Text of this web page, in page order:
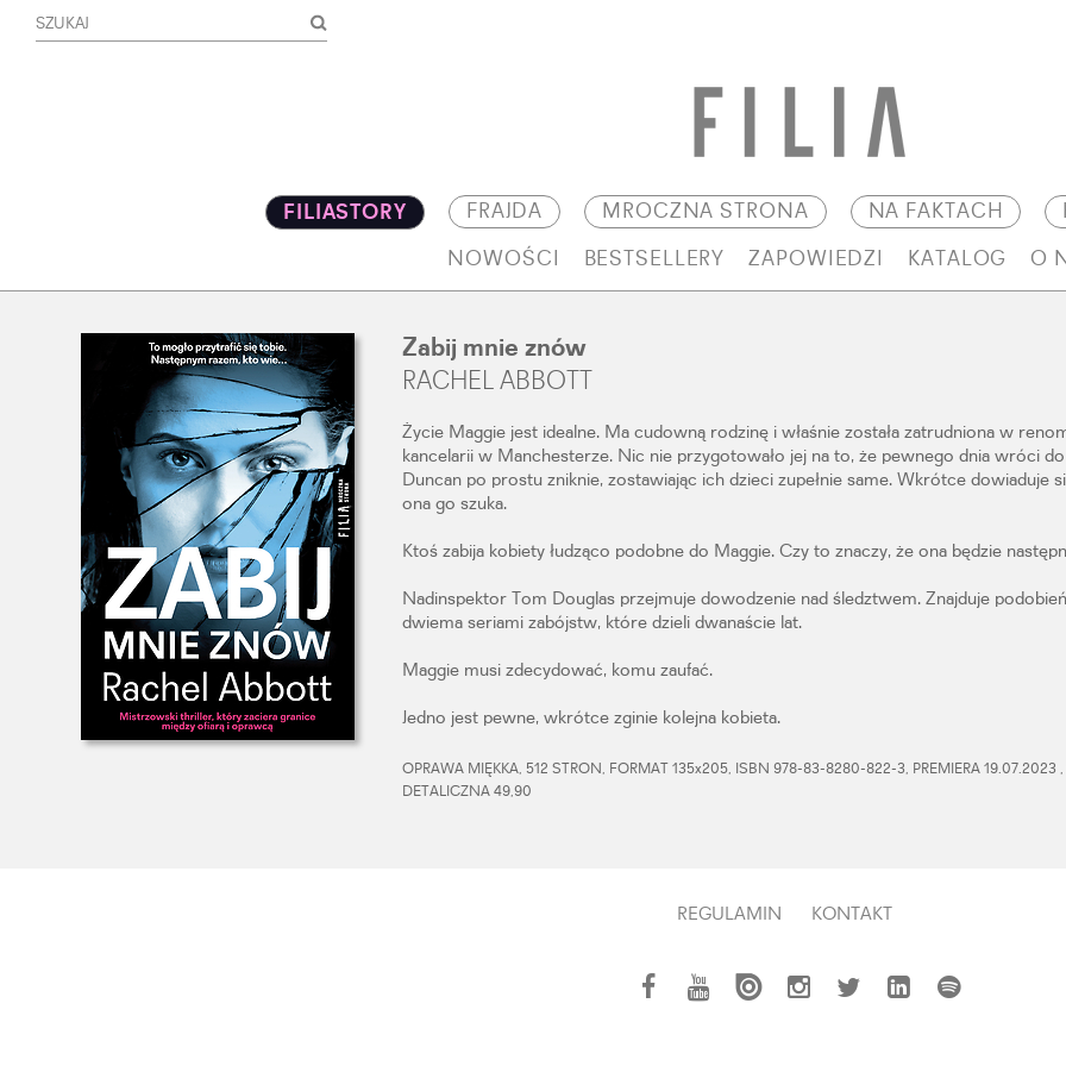
FILIASTORY FRAJDA MROCZNA STRONA NA FAKTACH
NOWOŚCI BESTSELLERY ZAPOWIEDZI KATALOG O
Zabij mnie znów
RACHEL ABBOTT
Życie Maggie jest idealne. Ma cudowną rodzinę i właśnie została zatrudniona w
kancelarii w Manchesterze. Nic nie przygotowało jej na to, że pewnego dnia wróci
Duncan po prostu zniknie, zostawiając ich dzieci zupełnie same. Wkrótce dowiaduje
ona go szuka.
Ktoś zabija kobiety łudząco podobne do Maggie. Czy to znaczy, że ona będzie
Nadinspektor Tom Douglas przejmuje dowodzenie nad śledztwem. Znajduje
dwiema seriami zabójstw, które dzieli dwanaście lat.
Maggie musi zdecydować, komu zaufać.
Jedno jest pewne, wkrótce zginie kolejna kobieta.
OPRAWA MIĘKKA, 512 STRON, FORMAT 135x205, ISBN 978-83-8280-822-3, PREMIERA 19.07.2023
DETALICZNA 49,90
REGULAMIN KONTAKT